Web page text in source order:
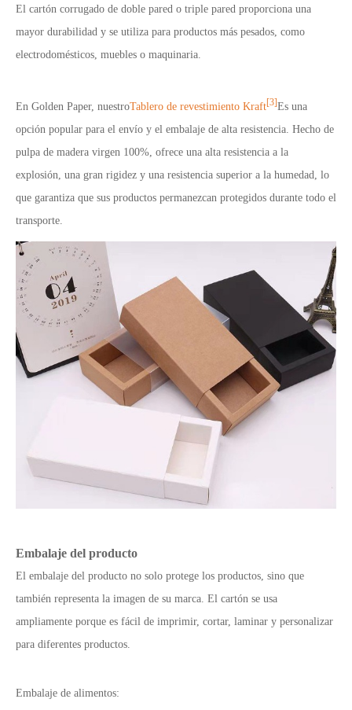
El cartón corrugado de doble pared o triple pared proporciona una
mayor durabilidad y se utiliza para productos más pesados, como
electrodomésticos, muebles o maquinaria.
En Golden Paper, nuestroTablero de revestimiento Kraft [3] Es una
opción popular para el envío y el embalaje de alta resistencia. Hecho de
pulpa de madera virgen 100%, ofrece una alta resistencia a la
explosión, una gran rigidez y una resistencia superior a la humedad, lo
que garantiza que sus productos permanezcan protegidos durante todo el
transporte.
Embalaje del producto
El embalaje del producto no solo protege los productos, sino que
también representa la imagen de su marca. El cartón se usa
ampliamente porque es fácil de imprimir, cortar, laminar y personalizar
para diferentes productos.
Embalaje de alimentos: